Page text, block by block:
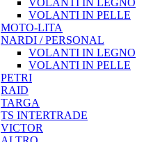
VOLANTI IN LEGNO
VOLANTI IN PELLE
MOTO-LITA
NARDI / PERSONAL
VOLANTI IN LEGNO
VOLANTI IN PELLE
PETRI
RAID
TARGA
TS INTERTRADE
VICTOR